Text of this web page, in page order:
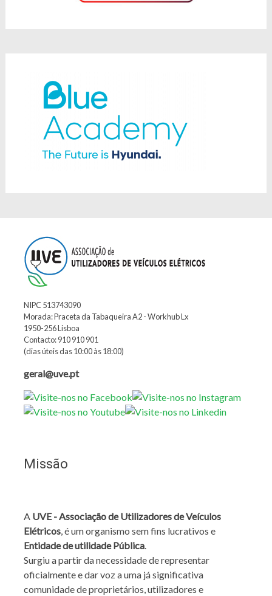
NIPC 513743090
Morada: Praceta da Tabaqueira A2 - Workhub Lx
1950-256 Lisboa
Contacto: 910 910 901
(dias úteis das 10:00 às 18:00)
geral@uve.pt
Missão
A UVE - Associação de Utilizadores de Veículos
Elétricos, é um organismo sem fins lucrativos e
Entidade de utilidade Pública.
Surgiu a partir da necessidade de representar
oficialmente e dar voz a uma já significativa
comunidade de proprietários, utilizadores e